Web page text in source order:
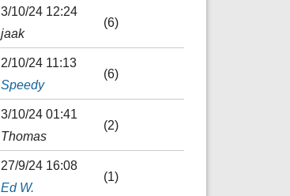
3/10/24 12:24
jaak
(6)
2/10/24 11:13
Speedy
(6)
3/10/24 01:41
Thomas
(2)
27/9/24 16:08
Ed W.
(1)